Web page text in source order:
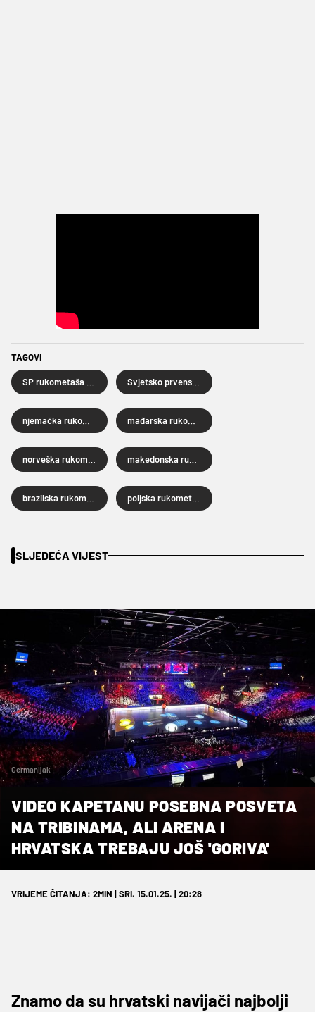
TAGOVI
SLJEDEĆA VIJEST
Germanijak
VIDEO KAPETANU POSEBNA POSVETA
NA TRIBINAMA, ALI ARENA I
HRVATSKA TREBAJU JOŠ 'GORIVA'
VRIJEME ČITANJA: 2MIN | SRI. 15.01.25. | 20:28
Znamo da su hrvatski navijači najbolji